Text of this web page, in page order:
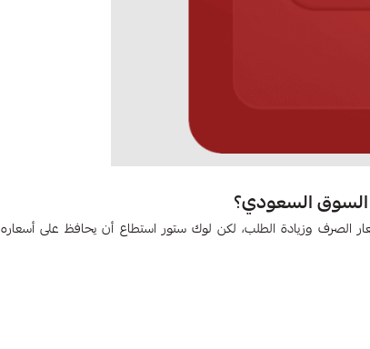
أسعار الصرف وزيادة الطلب، لكن لوك ستور استطاع أن يحافظ على أسعاره